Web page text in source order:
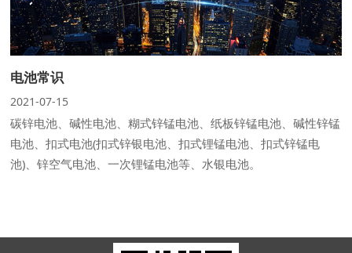
电池常识
2021-07-15
碳锌电池、碱性电池、糊式锌锰电池、纸板锌锰电池、碱性锌锰
电池、扣式电池(扣式锌银电池、扣式锂锰电池、扣式锌锰电
池)、锌空气电池、一次锂锰电池等、水银电池。